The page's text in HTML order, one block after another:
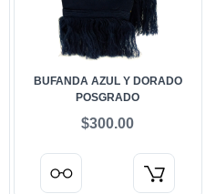
BUFANDA AZUL Y DORADO
POSGRADO
$300.00